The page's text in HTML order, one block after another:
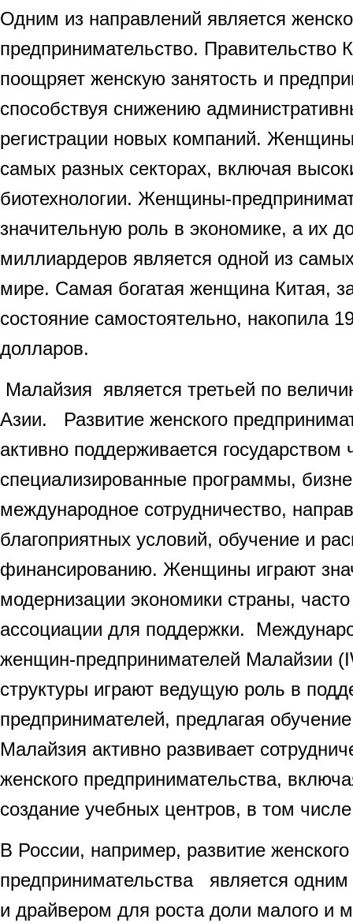
Одним из направлений является
предпринимательство. Правительство
поощряет женскую занятость и
способствуя снижению
регистрации новых компаний.
самых разных секторах, включая
биотехнологии. Женщины-
значительную роль в экономике, а их
миллиардеров является одной из
мире. Самая богатая женщина Китая,
состояние самостоятельно, накопила
долларов.
Малайзия является третьей по
Азии. Развитие женского
активно поддерживается государством
специализированные программы,
международное сотрудничество,
благоприятных условий, обучение и
финансированию. Женщины играют
модернизации экономики страны,
ассоциации для поддержки.
женщин-предпринимателей Малайзии
структуры играют ведущую роль в
предпринимателей, предлагая
Малайзия активно развивает
женского предпринимательства,
создание учебных центров, в том
В России, например, развитие женского
предпринимательства является
и драйвером для роста доли малого и